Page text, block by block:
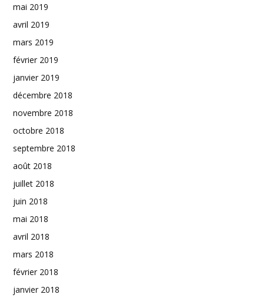
mai 2019
avril 2019
mars 2019
février 2019
janvier 2019
décembre 2018
novembre 2018
octobre 2018
septembre 2018
août 2018
juillet 2018
juin 2018
mai 2018
avril 2018
mars 2018
février 2018
janvier 2018